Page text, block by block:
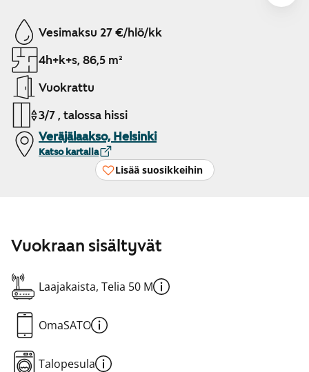
Näytetään dia 1 / 21
Vesimaksu 27 €/hlö/kk
4h+k+s, 86,5 m²
Vuokrattu
3/7 , talossa hissi
Veräjälaakso, Helsinki
Katso kartalla
Lisää suosikkeihin
Vuokraan sisältyvät
Laajakaista, Telia 50 M
OmaSATO
Talopesula